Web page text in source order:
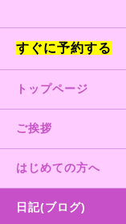
すぐに予約する
トップページ
ご挨拶
はじめての方へ
日記(ブログ)